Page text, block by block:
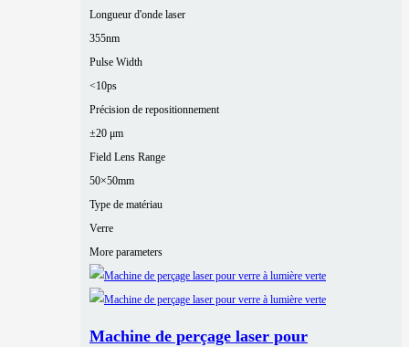
Longueur d'onde laser
355nm
Pulse Width
<10ps
Précision de repositionnement
±20 μm
Field Lens Range
50×50mm
Type de matériau
Verre
More parameters
Machine de perçage laser pour